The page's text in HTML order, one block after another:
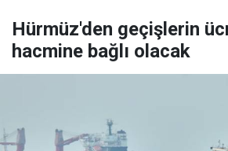
Hürmüz'den geçişlerin
hacmine bağlı olacak